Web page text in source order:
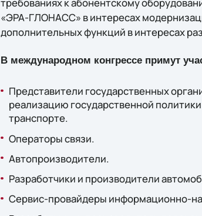
«ЭРА-ГЛОНАСС» в интересах
дополнительных функций в интересах
В международном конгрессе примут
Представители государственных
реализацию государственной
транспорте.
Операторы связи.
Автопроизводители.
Разработчики и производители
Сервис-провайдеры информационно-